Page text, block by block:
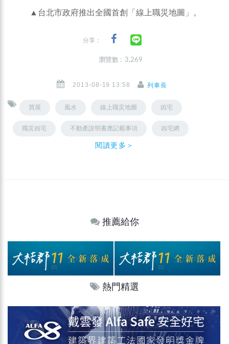
▲台北市政府推出全國首創「線上職災地圖」。
分享：
瀏覽數 : 3,269
2013-08-19 13:58 列車長
買屋 風水 線上職災地圖 凶宅
職災凶宅 不動產說明書應記載事項 凶宅網
閱讀更多＞
推薦給你
熱門精選